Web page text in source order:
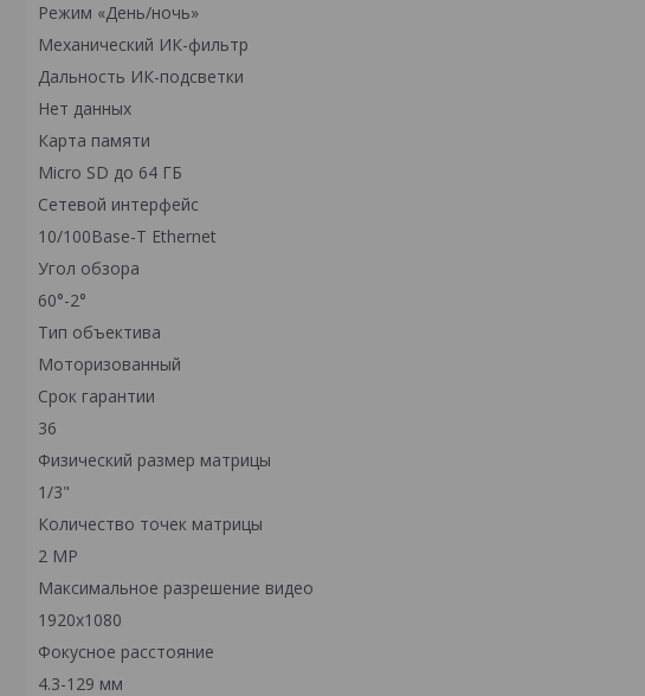
Режим «День/ночь»
Механический ИК-фильтр
Дальность ИК-подсветки
Нет данных
Карта памяти
Micro SD до 64 ГБ
Сетевой интерфейс
10/100Base-T Ethernet
Угол обзора
60°-2°
Тип объектива
Моторизованный
Срок гарантии
36
Физический размер матрицы
1/3"
Количество точек матрицы
2 MP
Максимальное разрешение видео
1920х1080
Фокусное расстояние
4.3-129 мм